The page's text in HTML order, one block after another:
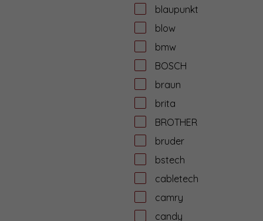
blaupunkt
blow
bmw
BOSCH
braun
brita
BROTHER
bruder
bstech
cabletech
camry
candy